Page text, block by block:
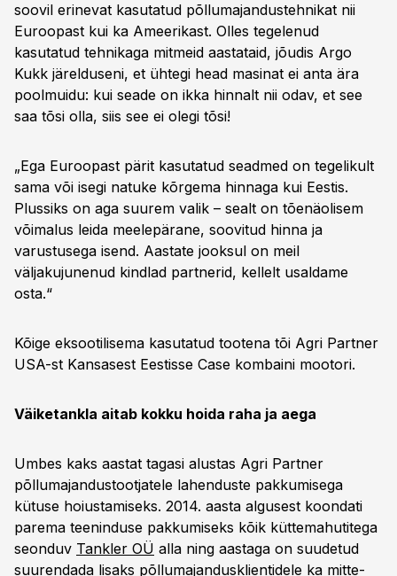
soovil erinevat kasutatud põllumajandustehnikat nii
Euroopast kui ka Ameerikast. Olles tegelenud
kasutatud tehnikaga mitmeid aastataid, jõudis Argo
Kukk järelduseni, et ühtegi head masinat ei anta ära
poolmuidu: kui seade on ikka hinnalt nii odav, et see
saa tõsi olla, siis see ei olegi tõsi!
„Ega Euroopast pärit kasutatud seadmed on tegelikult
sama või isegi natuke kõrgema hinnaga kui Eestis.
Plussiks on aga suurem valik – sealt on tõenäolisem
võimalus leida meelepärane, soovitud hinna ja
varustusega isend. Aastate jooksul on meil
väljakujunenud kindlad partnerid, kellelt usaldame
osta.“
Kõige eksootilisema kasutatud tootena tõi Agri Partner
USA-st Kansasest Eestisse Case kombaini mootori.
Väiketankla aitab kokku hoida raha ja aega
Umbes kaks aastat tagasi alustas Agri Partner
põllumajandustootjatele lahenduste pakkumisega
kütuse hoiustamiseks. 2014. aasta algusest koondati
parema teeninduse pakkumiseks kõik küttemahutitega
seonduv Tankler OÜ alla ning aastaga on suudetud
suurendada lisaks põllumajandusklientidele ka mitte-